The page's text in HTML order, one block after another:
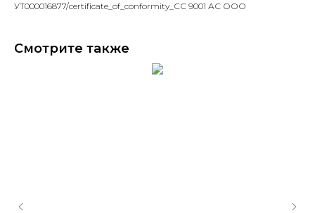
УТ000016877/certificate_of_conformity_СС 9001 АС ООО
Смотрите также